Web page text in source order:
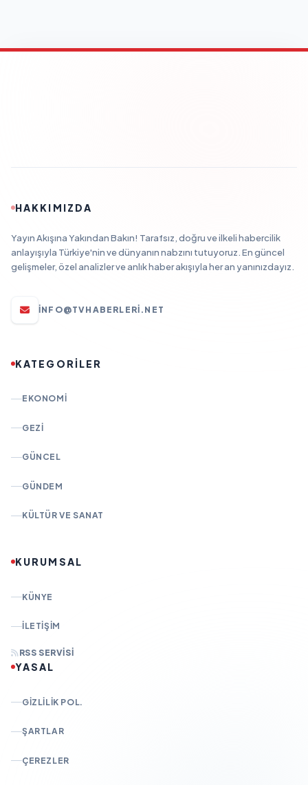
HAKKIMIZDA
Yayın Akışına Yakından Bakın! Tarafsız, doğru ve ilkeli habercilik
anlayışıyla Türkiye'nin ve dünyanın nabzını tutuyoruz. En güncel
gelişmeler, özel analizler ve anlık haber akışıyla her an yanınızdayız.
INFO@TVHABERLERI.NET
KATEGORİLER
EKONOMI
GEZI
GÜNCEL
GÜNDEM
KÜLTÜR VE SANAT
KURUMSAL
KÜNYE
İLETIŞIM
RSS SERVISI
YASAL
GIZLILIK POL.
ŞARTLAR
ÇEREZLER